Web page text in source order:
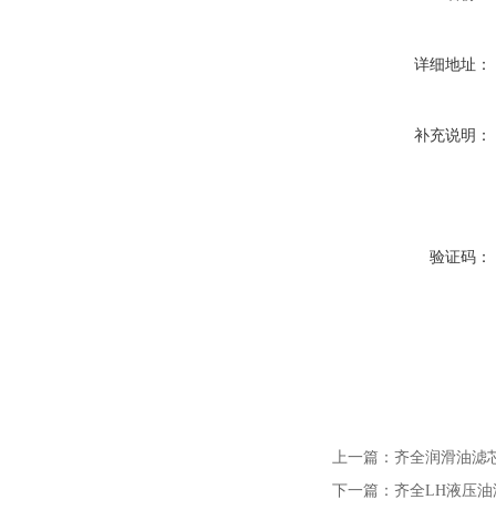
详细地址：
补充说明：
验证码：
上一篇： 齐全润滑油滤
下一篇： 齐全LH液压油